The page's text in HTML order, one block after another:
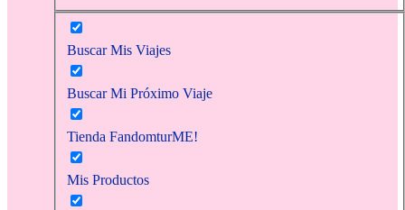
Buscar Mis Viajes
Buscar Mi Próximo Viaje
Tienda FandomturME!
Mis Productos